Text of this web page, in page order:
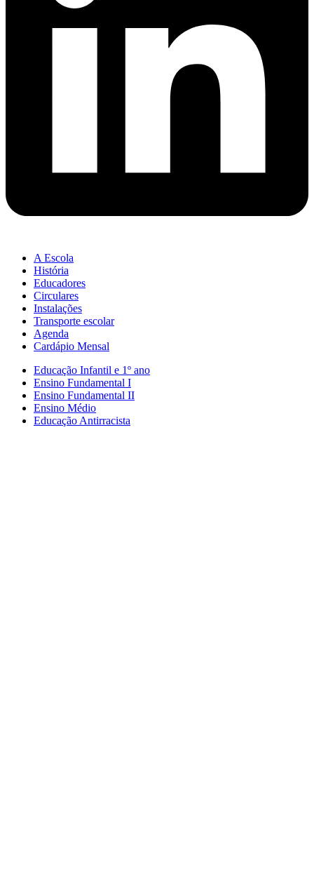
A Escola
História
Educadores
Circulares
Instalações
Transporte escolar
Agenda
Cardápio Mensal
Educação Infantil e 1º ano
Ensino Fundamental I
Ensino Fundamental II
Ensino Médio
Educação Antirracista